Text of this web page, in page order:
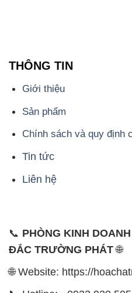
THÔNG TIN
Giới thiệu
Sản phẩm
Chính sách và quy định
Tin tức
Liên hệ
📞 PHÒNG KINH
ĐẮC TRƯỜNG PHÁT🌐
🌐 Website: https://